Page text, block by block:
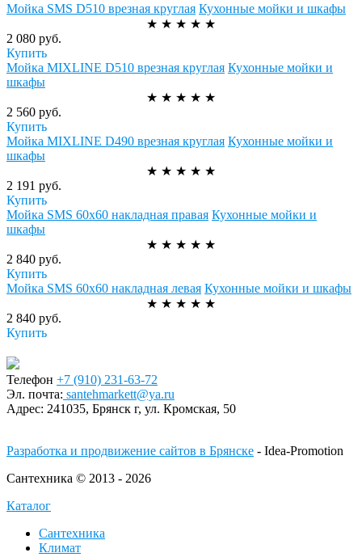
Мойка SMS D510 врезная круглая Кухонные мойки и шкафы
★ ★ ★ ★ ★
2 080 руб.
Купить
Мойка MIXLINE D510 врезная круглая Кухонные мойки и
шкафы
★ ★ ★ ★ ★
2 560 руб.
Купить
Мойка MIXLINE D490 врезная круглая Кухонные мойки и
шкафы
★ ★ ★ ★ ★
2 191 руб.
Купить
Мойка SMS 60х60 накладная правая Кухонные мойки и
шкафы
★ ★ ★ ★ ★
2 840 руб.
Купить
Мойка SMS 60х60 накладная левая Кухонные мойки и шкафы
★ ★ ★ ★ ★
2 840 руб.
Купить
Телефон +7 (910) 231-63-72
Эл. почта: santehmarkett@ya.ru
Адрес: 241035, Брянск г, ул. Кромская, 50
Разработка и продвижение сайтов в Брянске - Idea-Promotion
Сантехника © 2013 - 2026
Каталог
Сантехника
Климат